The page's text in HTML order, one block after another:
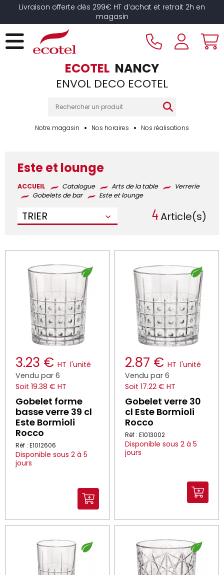
Livraison offerte dès 299€ HT d’achat et retrait 2h en
magasin
ECOTEL NANCY
ENVOL DECO ECOTEL
Notre magasin Nos horaires Nos réalisations
Este et lounge
ACCUEIL Catalogue Arts de la table
Verrerie
Gobelets de bar
Este et lounge
TRIER 4Article(s)
3.23 € HT l'unité
Vendu par 6
Soit 19.38 € HT
Gobelet forme
basse verre 39 cl
Este Bormioli
Rocco
Réf : E1012606
Disponible sous 2 à 5
jours
2.87 € HT l'unité
Vendu par 6
Soit 17.22 € HT
Gobelet verre 30
cl Este Bormioli
Rocco
Réf : E1013002
Disponible sous 2 à 5
jours
Panneau de gestion des cookies